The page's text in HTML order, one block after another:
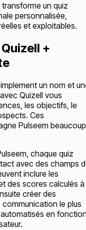
un quiz
personnalisée,
et exploitables.
+
un nom et
Quizell vous
les objectifs, le
Ces
Pulseem beaucoup
chaque quiz
avec des champs
inclure les
des scores calculés à
créer des
le plus
en